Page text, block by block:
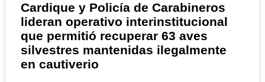
Cardique y Policía de Carabineros
lideran operativo interinstitucional
que permitió recuperar 63 aves
silvestres mantenidas ilegalmente
en cautiverio